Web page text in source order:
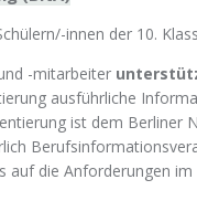
innen der 10.
-mitarbeiter
ausführliche
ist dem Berliner
auf die Anforderungen